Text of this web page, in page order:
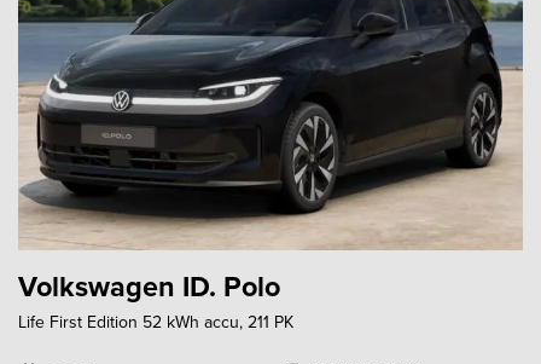
Volkswagen ID. Polo
Life First Edition 52 kWh accu, 211 PK